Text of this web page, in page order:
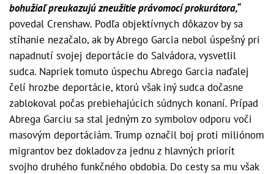
bohužiaľ preukazujú zneužitie právomocí prokurátora,“
povedal Crenshaw. Podľa objektívnych dôkazov by sa
stíhanie nezačalo, ak by Abrego Garcia nebol úspešný pri
napadnutí svojej deportácie do Salvádora, vysvetlil
sudca. Napriek tomuto úspechu Abrego Garcia naďalej
čelí hrozbe deportácie, ktorú však iný sudca dočasne
zablokoval počas prebiehajúcich súdnych konaní. Prípad
Abrega Garciu sa stal jedným zo symbolov odporu voči
masovým deportáciám. Trump označil boj proti miliónom
migrantov bez dokladov za jednu z hlavných priorít
svojho druhého funkčného obdobia. Do cesty sa mu však